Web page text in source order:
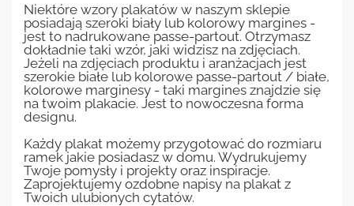
Niektóre wzory plakatów w naszym sklepie
posiadają szeroki biały lub kolorowy margines -
jest to nadrukowane passe-partout. Otrzymasz
dokładnie taki wzór, jaki widzisz na zdjęciach.
Jeżeli na zdjęciach produktu i aranżacjach jest
szerokie białe lub kolorowe passe-partout / białe,
kolorowe marginesy - taki margines znajdzie się
na twoim plakacie. Jest to nowoczesna forma
designu.
Każdy plakat możemy przygotować do rozmiaru
ramek jakie posiadasz w domu. Wydrukujemy
Twoje pomysły i projekty oraz inspiracje.
Zaprojektujemy ozdobne napisy na plakat z
Twoich ulubionych cytatów.